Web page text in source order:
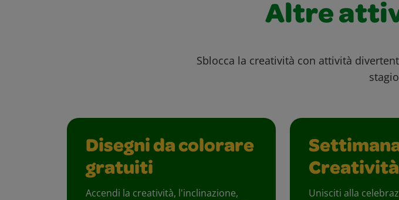
Altre
Sblocca la creatività con attività
Disegni da colorare
gratuiti
Accendi la creatività, l'inclinazione,
Creatività
Unisciti alla